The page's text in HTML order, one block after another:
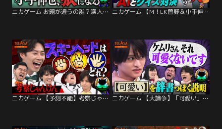
ニカゲーム お題が違うの誰？漢人狼＆AI撃破クイズ完結編 ニカゲーム 【M！LK曽野＆小手伸也】AIだけが間違えるクイズを作れ！
ニカゲーム 【予測不能】考察じゃんけん ニカゲーム 【大論争】「可愛い」の定義